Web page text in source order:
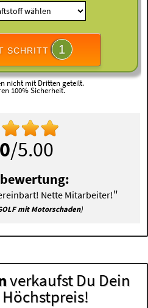
SCHRITT 1
nicht mit Dritten geteilt.
100% Sicherheit.
/5.00
Nette Mitarbeiter!"
mit Motorschaden)
verkaufst Du Dein